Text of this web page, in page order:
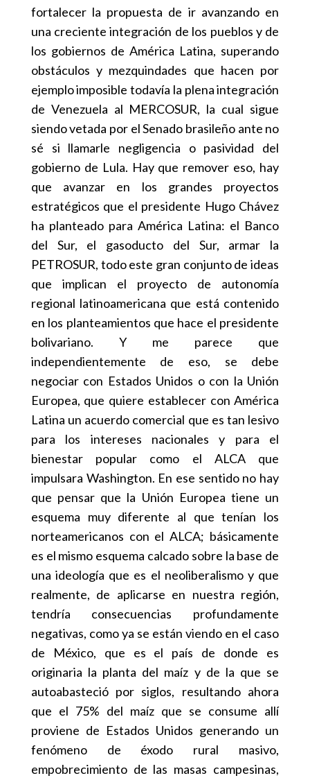
fortalecer la propuesta de ir avanzando en
una creciente integración de los pueblos y de
los gobiernos de América Latina, superando
obstáculos y mezquindades que hacen por
ejemplo imposible todavía la plena integración
de Venezuela al MERCOSUR, la cual sigue
siendo vetada por el Senado brasileño ante no
sé si llamarle negligencia o pasividad del
gobierno de Lula. Hay que remover eso, hay
que avanzar en los grandes proyectos
estratégicos que el presidente Hugo Chávez
ha planteado para América Latina: el Banco
del Sur, el gasoducto del Sur, armar la
PETROSUR, todo este gran conjunto de ideas
que implican el proyecto de autonomía
regional latinoamericana que está contenido
en los planteamientos que hace el presidente
bolivariano. Y me parece que
independientemente de eso, se debe
negociar con Estados Unidos o con la Unión
Europea, que quiere establecer con América
Latina un acuerdo comercial que es tan lesivo
para los intereses nacionales y para el
bienestar popular como el ALCA que
impulsara Washington. En ese sentido no hay
que pensar que la Unión Europea tiene un
esquema muy diferente al que tenían los
norteamericanos con el ALCA; básicamente
es el mismo esquema calcado sobre la base de
una ideología que es el neoliberalismo y que
realmente, de aplicarse en nuestra región,
tendría consecuencias profundamente
negativas, como ya se están viendo en el caso
de México, que es el país de donde es
originaria la planta del maíz y de la que se
autoabasteció por siglos, resultando ahora
que el 75% del maíz que se consume allí
proviene de Estados Unidos generando un
fenómeno de éxodo rural masivo,
empobrecimiento de las masas campesinas,